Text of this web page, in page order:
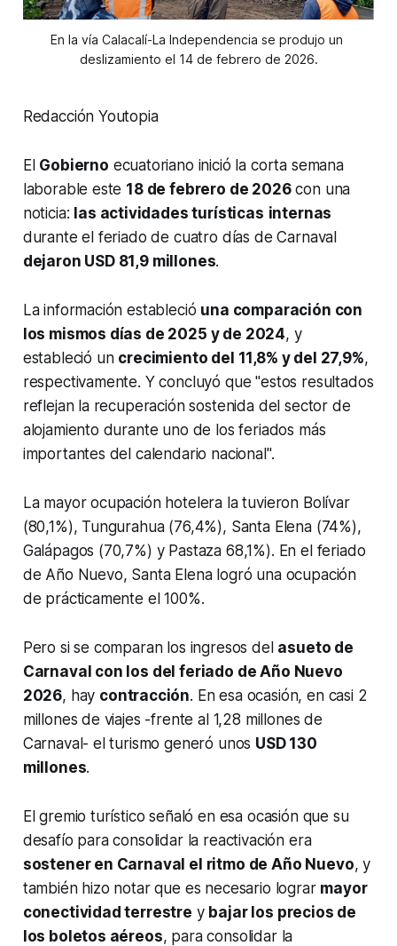
En la vía Calacalí-La Independencia se produjo un
deslizamiento el 14 de febrero de 2026.
Redacción Youtopia
El Gobierno ecuatoriano inició la corta semana
laborable este 18 de febrero de 2026con una
noticia: las actividades turísticas internas
durante el feriado de cuatro días de Carnaval
dejaron USD 81,9 millones.
La información estableció una comparación con
los mismos días de 2025 y de 2024, y
estableció un crecimiento del 11,8% y del 27,9%,
respectivamente. Y concluyó que "estos resultados
reflejan la recuperación sostenida del sector de
alojamiento durante uno de los feriados más
importantes del calendario nacional".
La mayor ocupación hotelera la tuvieron Bolívar
(80,1%), Tungurahua (76,4%), Santa Elena (74%),
Galápagos (70,7%) y Pastaza 68,1%). En el feriado
de Año Nuevo, Santa Elena logró una ocupación
de prácticamente el 100%.
Pero si se comparan los ingresos del asueto de
Carnaval con los del feriado de Año Nuevo
2026, hay contracción. En esa ocasión, en casi 2
millones de viajes -frente al 1,28 millones de
Carnaval- el turismo generó unos USD 130
millones.
El gremio turístico señaló en esa ocasión que su
desafío para consolidar la reactivación era
sostener en Carnaval el ritmo de Año Nuevo, y
también hizo notar que es necesario lograr mayor
conectividad terrestre y bajar los precios de
los boletos aéreos, para consolidar la